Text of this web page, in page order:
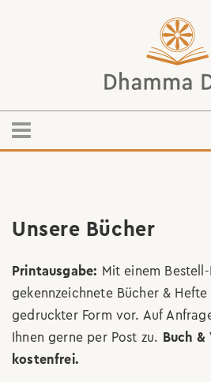
Unsere Bücher
Printausgabe: Mit einem
gekennzeichnete Bücher &
gedruckter Form vor. Auf
Ihnen gerne per Post zu. Buch &
kostenfrei.